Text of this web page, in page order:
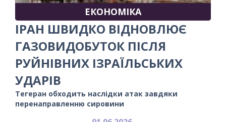
ЕКОНОМІКА
ІРАН ШВИДКО ВІДНОВЛЮЄ
ГАЗОВИДОБУТОК ПІСЛЯ
РУЙНІВНИХ ІЗРАЇЛЬСЬКИХ
УДАРІВ
Тегеран обходить наслідки атак завдяки
перенаправленню сировини